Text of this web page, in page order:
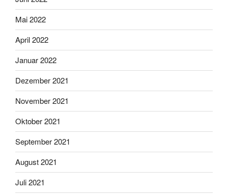
Mai 2022
April 2022
Januar 2022
Dezember 2021
November 2021
Oktober 2021
September 2021
August 2021
Juli 2021